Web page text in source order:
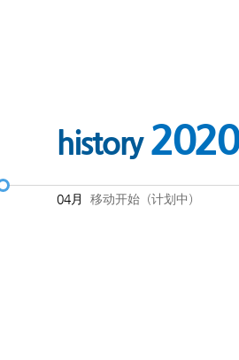
history2020
04月 移动开始（计划中）